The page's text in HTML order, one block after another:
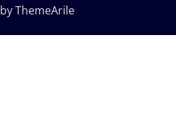
by ThemeArile